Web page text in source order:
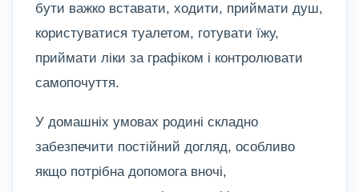
бути важко вставати, ходити, приймати душ,
користуватися туалетом, готувати їжу,
приймати ліки за графіком і контролювати
самопочуття.
У домашніх умовах родині складно
забезпечити постійний догляд, особливо
якщо потрібна допомога вночі,